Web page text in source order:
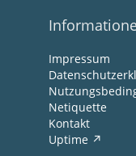
Impressum
Netiquette
Kontakt
Uptime